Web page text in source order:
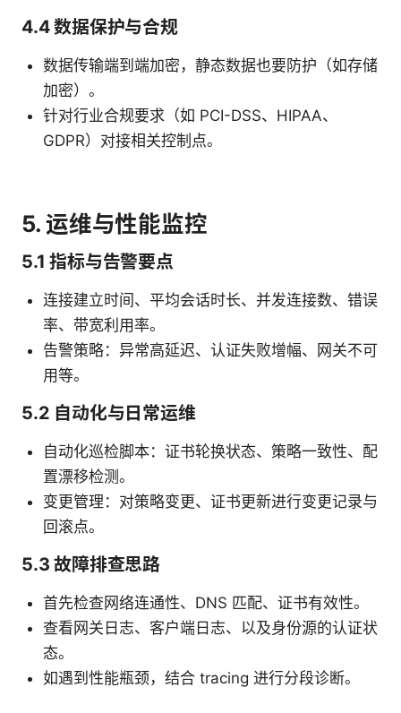
4.4 数据保护与合规
数据传输端到端加密，静态数据也要防护（如存储
加密）。
针对行业合规要求（如 PCI-DSS、HIPAA、
GDPR）对接相关控制点。
5. 运维与性能监控
5.1 指标与告警要点
连接建立时间、平均会话时长、并发连接数、错误
率、带宽利用率。
告警策略：异常高延迟、认证失败增幅、网关不可
用等。
5.2 自动化与日常运维
自动化巡检脚本：证书轮换状态、策略一致性、配
置漂移检测。
变更管理：对策略变更、证书更新进行变更记录与
回滚点。
5.3 故障排查思路
首先检查网络连通性、DNS 匹配、证书有效性。
查看网关日志、客户端日志、以及身份源的认证状
态。
如遇到性能瓶颈，结合 tracing 进行分段诊断。